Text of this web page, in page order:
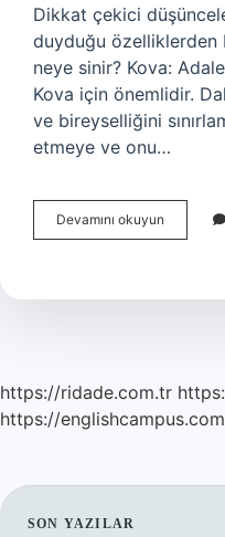
Dikkat çekici
duyduğu özelliklerden
neye sinir? Kova:
Kova için önemlidir.
ve bireyselliğini
etmeye ve onu…
Devamını okuyun
Burcu
https://ridade.com.tr
https://
SON YAZILAR